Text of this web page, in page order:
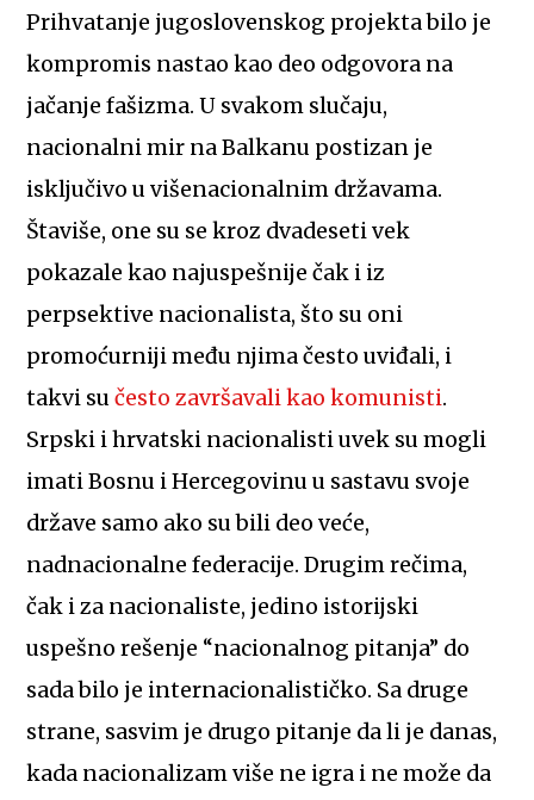
Prihvatanje jugoslovenskog projekta bilo je
kompromis nastao kao deo odgovora na
jačanje fašizma. U svakom slučaju,
nacionalni mir na Balkanu postizan je
isključivo u višenacionalnim državama.
Štaviše, one su se kroz dvadeseti vek
pokazale kao najuspešnije čak i iz
perpsektive nacionalista, što su oni
promoćurniji među njima često uviđali, i
takvi sučesto završavali kao komunisti.
Srpski i hrvatski nacionalisti uvek su mogli
imati Bosnu i Hercegovinu u sastavu svoje
države samo ako su bili deo veće,
nadnacionalne federacije. Drugim rečima,
čak i za nacionaliste, jedino istorijski
uspešno rešenje “nacionalnog pitanja” do
sada bilo je internacionalističko. Sa druge
strane, sasvim je drugo pitanje da li je danas,
kada nacionalizam više ne igra i ne može da